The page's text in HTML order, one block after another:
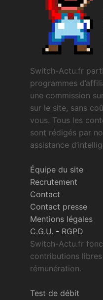
Switch-Actu.fr
programmes
une commission
sur le site, sans
vous. Tous les
sont rédigés par
assistance
Équipe du site
Recrutement
Contact
Contact presse
Mentions légales
C.G.U. - RGPD
Switch-Actu.fr
contributions
rémunération.
Test de débit